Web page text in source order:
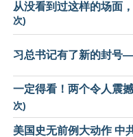
从没看到过这样的场面
次)
习总书记有了新的封号
一定得看！两个令人震
次)
美国史无前例大动作 中